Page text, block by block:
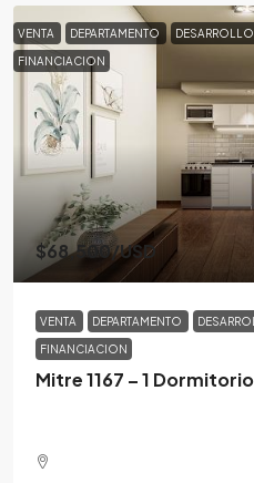
VENTA DEPARTAMENTO DESARROLLO
FINANCIACION
$68,500/USD
VENTA DEPARTAMENTO
FINANCIACION
Mitre 1167 – 1